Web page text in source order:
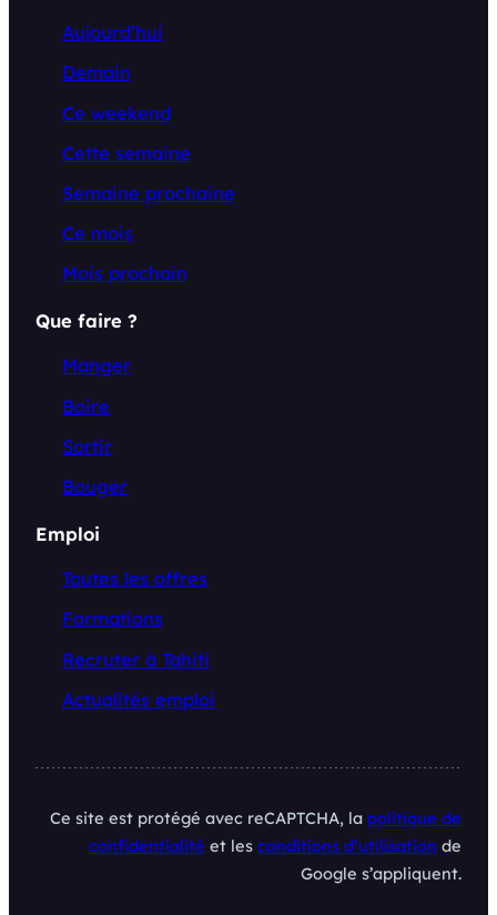
Aujourd’hui
Demain
Ce weekend
Cette semaine
Semaine prochaine
Ce mois
Mois prochain
Que faire ?
Manger
Boire
Sortir
Bouger
Emploi
Toutes les offres
Formations
Recruter à Tahiti
Actualités emploi
Ce site est protégé avec reCAPTCHA, la politique de
confidentialité et les conditions d’utilisation de
Google s’appliquent.